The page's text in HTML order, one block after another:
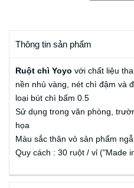
Thông tin sản phẩm
Ruột chì Yoyo với chất liệu
nền nhủ vàng, nét chì đậm và
loại bút chì bấm 0.5
Sử dụng trong văn phòng,
họa
Màu sắc thân vỏ sản phẩm
Quy cách : 30 ruột / vỉ ("Made